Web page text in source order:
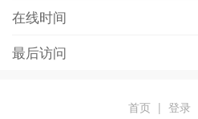
在线时间
最后访问
首页 | 登录